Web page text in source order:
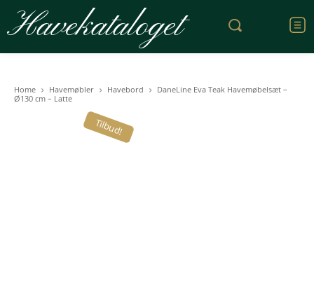
Havekataloget
Home Havemøbler Havebord
DaneLine Eva Teak Havemøbelsæt –
Ø130 cm – Latte
Tilbud!